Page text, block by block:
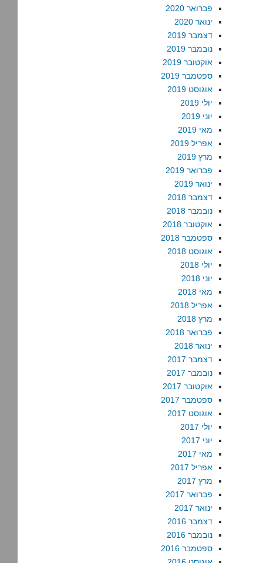
פברואר 2020
ינואר 2020
דצמבר 2019
נובמבר 2019
אוקטובר 2019
ספטמבר 2019
אוגוסט 2019
יולי 2019
יוני 2019
מאי 2019
אפריל 2019
מרץ 2019
פברואר 2019
ינואר 2019
דצמבר 2018
נובמבר 2018
אוקטובר 2018
ספטמבר 2018
אוגוסט 2018
יולי 2018
יוני 2018
מאי 2018
אפריל 2018
מרץ 2018
פברואר 2018
ינואר 2018
דצמבר 2017
נובמבר 2017
אוקטובר 2017
ספטמבר 2017
אוגוסט 2017
יולי 2017
יוני 2017
מאי 2017
אפריל 2017
מרץ 2017
פברואר 2017
ינואר 2017
דצמבר 2016
נובמבר 2016
ספטמבר 2016